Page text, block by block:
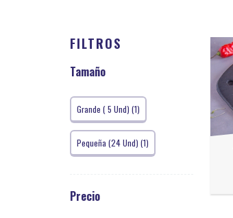
FILTROS
Tamaño
Grande ( 5 Und) (1)
Pequeña (24 Und) (1)
Precio